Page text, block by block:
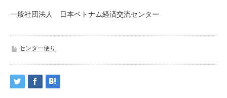
一般社団法人 日本ベトナム経済交流センター
センター便り